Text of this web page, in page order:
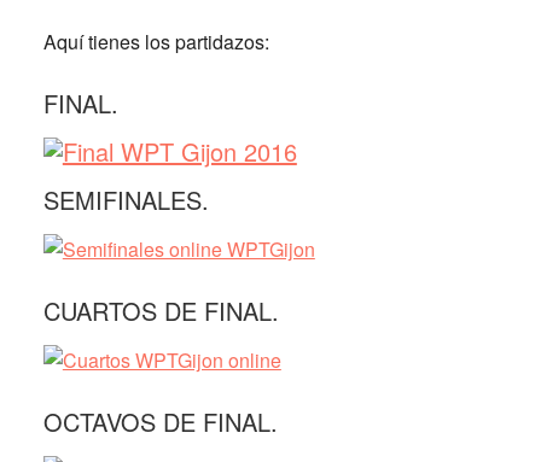
Aquí tienes los partidazos:
FINAL.
SEMIFINALES.
CUARTOS DE FINAL.
OCTAVOS DE FINAL.